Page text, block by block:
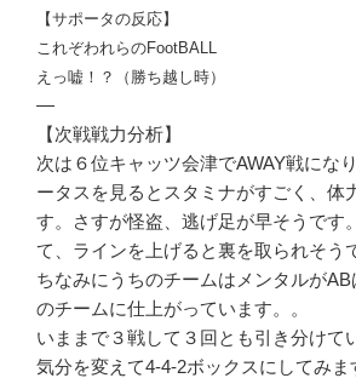
【サポータの反応】
これぞわれらのFootBALL
えっ嘘！？（勝ち越し時）
—
【次戦戦力分析】
次は６位キャッツ会津でAWAY戦にな
ータスを見るとスタミナがすごく、体
す。さすが怪盗、逃げ足が早そうです
て、ラインを上げると裏を取られそう
ちなみにうちのチームはメンタルが
のチームに仕上がっています。。
いままで３戦して３回とも引き分けて
気分を変えて4-4-2ボックスにしてみま